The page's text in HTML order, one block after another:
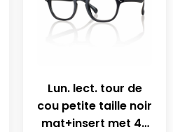
Lun. lect. tour de
cou petite taille noir
mat+insert met 47